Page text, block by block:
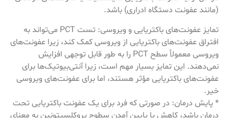
(مانند عفونت دستگاه ادراری) باشد.
تمایز عفونت‌های باکتریایی و ویروسی: تست PCT می‌تواند به
افتراق عفونت‌های باکتریایی از ویروسی کمک کند، زیرا عفونت‌های
ویروسی معمولاً سطح PCT را به طور قابل توجهی افزایش
نمی‌دهند. این تمایز بسیار مهم است، زیرا آنتی‌بیوتیک‌ها برای
عفونت‌های باکتریایی مؤثر هستند، اما برای عفونت‌های ویروسی
خیر.
* پایش درمان: در صورتی که فرد برای یک عفونت باکتریایی تحت
درمان باشد، کاهش یا پایین آمدن سطوح پروکلسیتونین به معنای